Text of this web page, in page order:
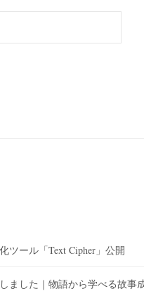
ツール「Text Cipher」公開
ました｜物語から学べる故事